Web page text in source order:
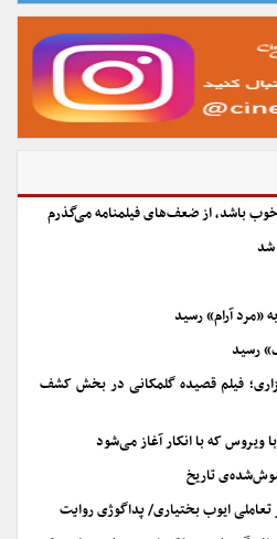
باشد، از ضعف‌های فیلمنامه می‌گذرم
شد
«مرد آرام» رسید
رسید
فیلم قصیده گلمکانی در بخش کشف
ویروس که با انکار آغاز می‌شود
تاریخ
تعاملی ایوب بختیاری/ پداگوژی روایت